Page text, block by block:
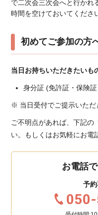
で二次会三次会へと行かれ
時間を空けておいてくださ
初めてご参加の方
当日お持ちいただきたいも
身分証 (免許証・保険
※ 当日受付でご提示いただ
ご不明点があれば、下記の
い。もしくはお気軽にお電
お電話
予